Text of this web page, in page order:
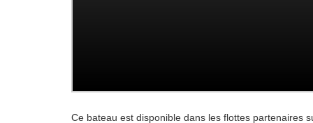
Ce bateau est disponible dans les flottes partenaires